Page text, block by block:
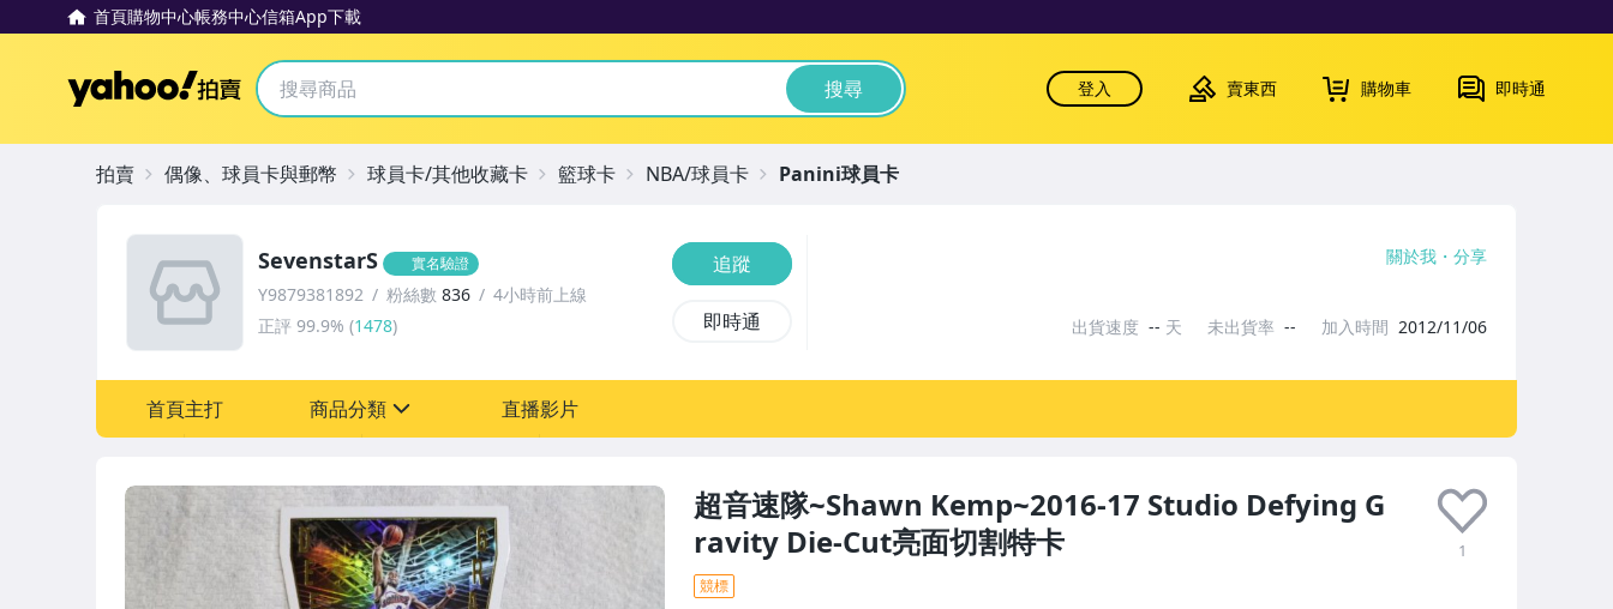
首頁購物中心帳務中心信箱App下載
Yahoo拍賣 搜尋 登入 賣東西 購物車 即時通
超音速隊~Shawn Kemp~2016-17 Studio Defying G
ravity Die-Cut亮面切割特卡
1
競標
SevenstarS 實名驗證
Y9879381892 粉絲數 836
4小時前上線
正評 99.9% (1478)
追蹤
即時通
關於我 分享
出貨速度 -- 天 未出貨率 -- 加入時間 2012/11/06
首頁主打 商品分類
偶像、球員卡與郵幣
直播影片
拍賣 偶像、球員卡與郵幣 球員卡/其他收藏卡 籃球卡 NBA/球員卡 Panini球員卡